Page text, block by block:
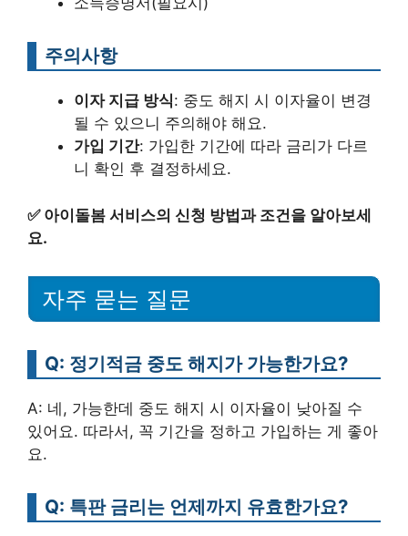
주의사항
이자 지급 방식: 중도 해지 시 이자율이 변경
될 수 있으니 주의해야 해요.
가입 기간: 가입한 기간에 따라 금리가 다르
니 확인 후 결정하세요.
✅ 아이돌봄 서비스의 신청 방법과 조건을 알아보세
요.
자주 묻는 질문
Q: 정기적금 중도 해지가 가능한가요?
A: 네, 가능한데 중도 해지 시 이자율이 낮아질 수
있어요. 따라서, 꼭 기간을 정하고 가입하는 게 좋아
요.
Q: 특판 금리는 언제까지 유효한가요?